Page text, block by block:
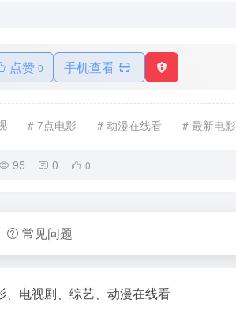
点赞 0 手机查看
# 7点电影 # 动漫在线看 # 最新电影
95 0 0
常见问题
、电视剧、综艺、动漫在线看